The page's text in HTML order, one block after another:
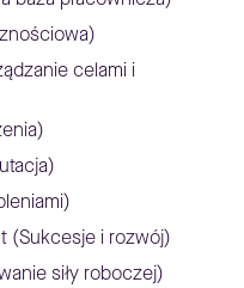
celami i
(Sukcesje i rozwój)
siły roboczej)